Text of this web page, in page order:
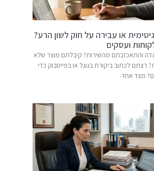
או עבירה על חוק לשון הרע?
ועסקים
והתאכזבתם מהשירות? קיבלתם מוצר שלא
רצתם לכתוב ביקורת בגוגל או בפייסבוק כדי
מצד אחד-